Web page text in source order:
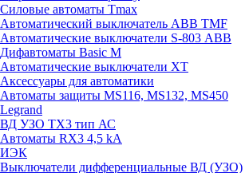
Силовые автоматы Tmax
Автоматический выключатель ABB TMF
Автоматические выключатели S-803 АВВ
Дифавтоматы Basic M
Автоматические выключатели XT
Аксессуары для автоматики
Автоматы защиты MS116, MS132, MS450
Legrand
ВД УЗО TX3 тип АС
Автоматы RX3 4,5 kA
ИЭК
Выключатели дифференциальные ВД (УЗО)